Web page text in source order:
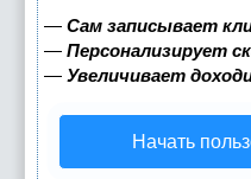
— Сам записывает
— Персонализирует
— Увеличивает
Начать